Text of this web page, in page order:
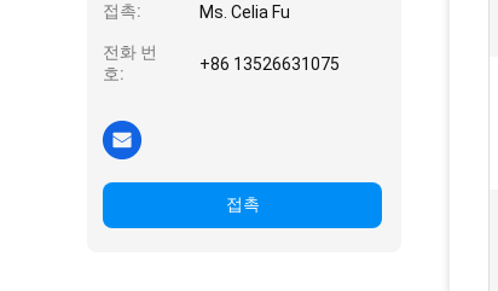
접촉: Ms. Celia Fu
전화 번
호:
+86 13526631075
접촉